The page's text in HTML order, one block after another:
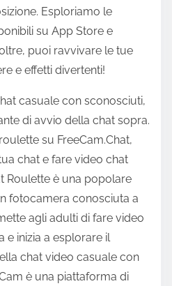
Esploriamo le
su App Store e
puoi ravvivare le tue
e effetti divertenti!
casuale con sconosciuti,
di avvio della chat sopra.
su FreeCam.Chat,
chat e fare video chat
Roulette è una popolare
fotocamera conosciuta a
agli adulti di fare video
e inizia a esplorare il
chat video casuale con
è una piattaforma di